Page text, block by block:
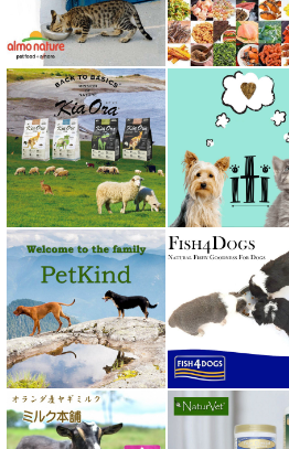
ベイリーコー Bailey+Co
ベッツソリューション VetSolution
ベッツラボ Vets Labo
ペットカインド PetKind
ペトコト PETOKOTO
ホワイトフォックス
ボンショーズペット bonnechose pet
ママクック
ミャウ MEOW
ミャオイングヘッズ MEOWING HEADS